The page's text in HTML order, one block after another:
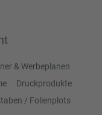
& Werbeplanen
Druckprodukte
/ Folienplots